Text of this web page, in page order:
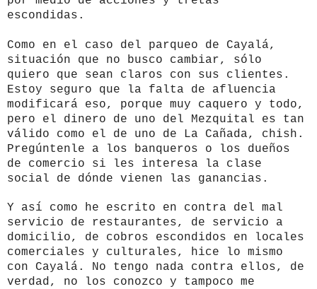
escondidas.
Como en el caso del parqueo de Cayalá,
situación que no busco cambiar, sólo
quiero que sean claros con sus clientes.
Estoy seguro que la falta de afluencia
modificará eso, porque muy caquero y todo,
pero el dinero de uno del Mezquital es tan
válido como el de uno de La Cañada, chish.
Pregúntenle a los banqueros o los dueños
de comercio si les interesa la clase
social de dónde vienen las ganancias.
Y así como he escrito en contra del mal
servicio de restaurantes, de servicio a
domicilio, de cobros escondidos en locales
comerciales y culturales, hice lo mismo
con Cayalá. No tengo nada contra ellos, de
verdad, no los conozco y tampoco me